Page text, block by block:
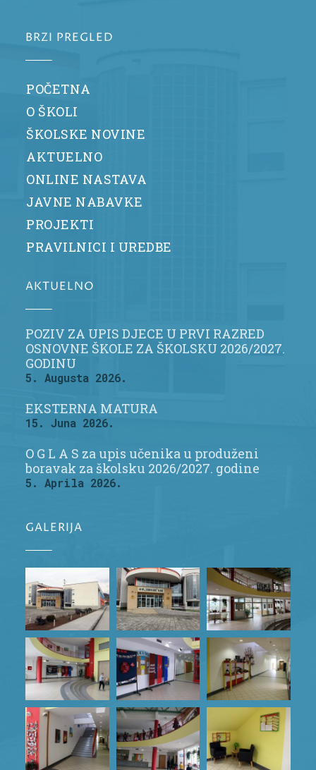
BRZI PREGLED
POČETNA
O ŠKOLI
ŠKOLSKE NOVINE
AKTUELNO
ONLINE NASTAVA
JAVNE NABAVKE
PROJEKTI
PRAVILNICI I UREDBE
AKTUELNO
POZIV ZA UPIS DJECE U PRVI RAZRED
OSNOVNE ŠKOLE ZA ŠKOLSKU 2026/2027.
GODINU
5. Augusta 2026.
EKSTERNA MATURA
15. Juna 2026.
O G L A S za upis učenika u produženi
boravak za školsku 2026/2027. godine
5. Aprila 2026.
GALERIJA